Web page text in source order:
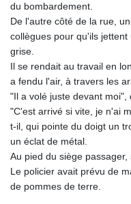
du bombardement.
De l'autre côté de la rue,
collègues pour qu'ils
grise.
Il se rendait au travail en
a fendu l'air, à travers les
"Il a volé juste devant
"C'est arrivé si vite, je n'ai
t-il, qui pointe du doigt un
un éclat de métal.
Au pied du siège
Le policier avait prévu de
de pommes de terre.